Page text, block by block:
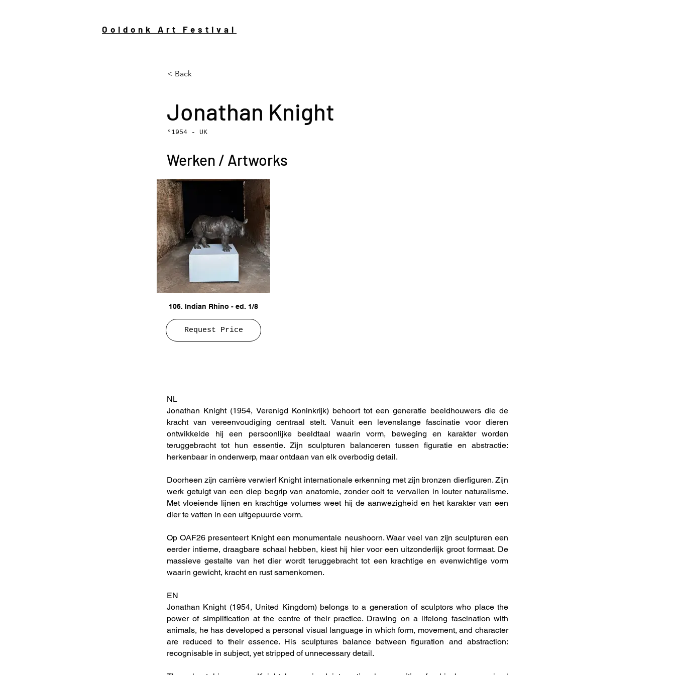
Ooidonk Art Festival
< Back
Jonathan Knight
°1954 - UK
Werken / Artworks
106. Indian Rhino - ed. 1/8
Request Price
NL
Jonathan Knight (1954, Verenigd Koninkrijk) behoort tot een generatie beeldhouwers die de
kracht van vereenvoudiging centraal stelt. Vanuit een levenslange fascinatie voor dieren
ontwikkelde hij een persoonlijke beeldtaal waarin vorm, beweging en karakter worden
teruggebracht tot hun essentie. Zijn sculpturen balanceren tussen figuratie en abstractie:
herkenbaar in onderwerp, maar ontdaan van elk overbodig detail.
Doorheen zijn carrière verwierf Knight internationale erkenning met zijn bronzen dierfiguren. Zijn
werk getuigt van een diep begrip van anatomie, zonder ooit te vervallen in louter naturalisme.
Met vloeiende lijnen en krachtige volumes weet hij de aanwezigheid en het karakter van een
dier te vatten in een uitgepuurde vorm.
Op OAF26 presenteert Knight een monumentale neushoorn. Waar veel van zijn sculpturen een
eerder intieme, draagbare schaal hebben, kiest hij hier voor een uitzonderlijk groot formaat. De
massieve gestalte van het dier wordt teruggebracht tot een krachtige en evenwichtige vorm
waarin gewicht, kracht en rust samenkomen.
EN
Jonathan Knight (1954, United Kingdom) belongs to a generation of sculptors who place the
power of simplification at the centre of their practice. Drawing on a lifelong fascination with
animals, he has developed a personal visual language in which form, movement, and character
are reduced to their essence. His sculptures balance between figuration and abstraction:
recognisable in subject, yet stripped of unnecessary detail.